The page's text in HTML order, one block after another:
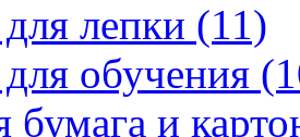
лепки (11)
обучения
бумага и